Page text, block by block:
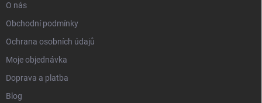
O nás
Obchodní podmínky
Ochrana osobních údajů
Moje objednávka
Doprava a platba
Blog